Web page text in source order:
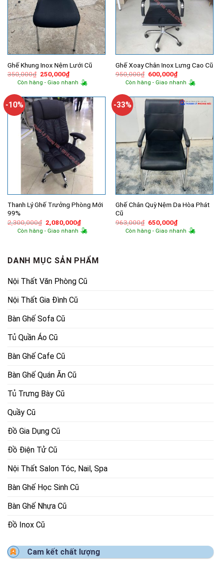
Ghế Khung Inox Nệm Lưới Cũ
350,000₫ Giá
gốc
là:
250,000₫Giá
hiện
tại
250,000₫.
Còn hàng - Giao nhanh
Ghế Xoay Chân Inox Lưng Cao Cũ
950,000₫ Giá
gốc
là:
600,000₫Giá
hiện
tại
600,000₫.
Còn hàng - Giao nhanh
-10%
Thanh Lý Ghế Trưởng Phòng Mới
99%
2,300,000₫ Giá
gốc
là:
2,080,000₫Giá
hiện
tại
Còn hàng - Giao nhanh
-33%
Ghế Chân Quỳ Nệm Da Hòa Phát
Cũ
963,000₫ Giá
gốc
là:
650,000₫Giá
hiện
tại
Còn hàng - Giao nhanh
DANH MỤC SẢN PHẨM
Nội Thất Văn Phòng Cũ
Nội Thất Gia Đình Cũ
Bàn Ghế Sofa Cũ
Tủ Quần Áo Cũ
Bàn Ghế Cafe Cũ
Bàn Ghế Quán Ăn Cũ
Tủ Trưng Bày Cũ
Quầy Cũ
Đồ Gia Dụng Cũ
Đồ Điện Tử Cũ
Nội Thất Salon Tóc, Nail, Spa
Bàn Ghế Học Sinh Cũ
Bàn Ghế Nhựa Cũ
Đồ Inox Cũ
Cam kết chất lượng